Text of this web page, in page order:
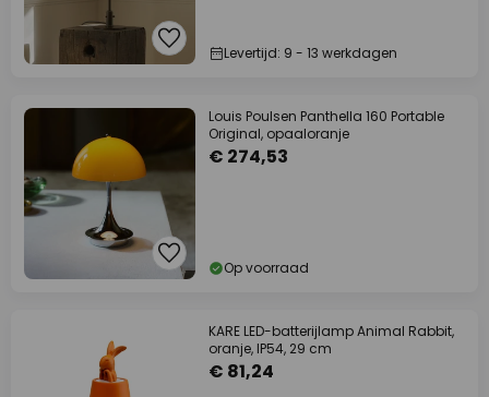
Levertijd: 9 - 13 werkdagen
Louis Poulsen Panthella 160 Portable
Original, opaaloranje
€ 274,53
Op voorraad
KARE LED-batterijlamp Animal Rabbit,
oranje, IP54, 29 cm
€ 81,24